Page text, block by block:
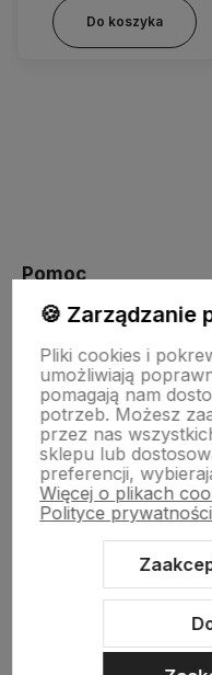
Do koszyka
Pomoc
Moje konto
Płatności i dostawa
Informacje
🍪 Zarządzanie
Pliki cookies i
umożliwiają
pomagają nam
potrzeb. Możesz
przez nas
sklepu lub
preferencji,
Więcej o plikach
Polityce